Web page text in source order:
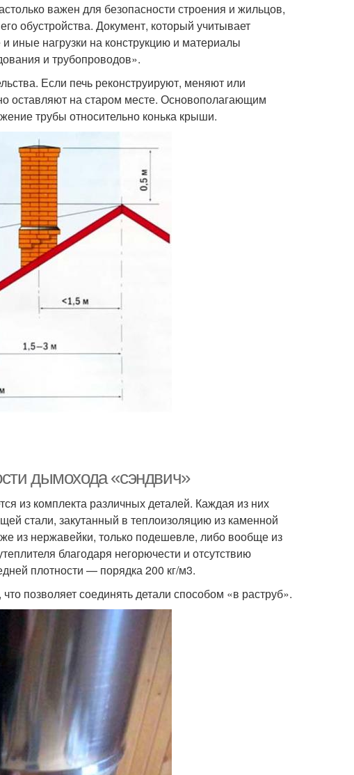
важен для безопасности строения и жильцов,
обустройства. Документ, который учитывает
иные нагрузки на конструкцию и материалы
и трубопроводов».
Если печь реконструируют, меняют или
оставляют на старом месте. Основополагающим
трубы относительно конька крыши.
дымохода «сэндвич»
из комплекта различных деталей. Каждая из них
стали, закутанный в теплоизоляцию из каменной
из нержавейки, только подешевле, либо вообще из
благодаря негорючести и отсутствию
плотности — порядка 200 кг/м3.
позволяет соединять детали способом «в раструб».